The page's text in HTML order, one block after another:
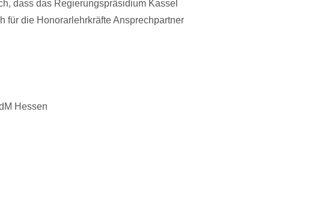
dass das Regierungspräsidium Kassel
für die Honorarlehrkräfte Ansprechpartner
Hessen